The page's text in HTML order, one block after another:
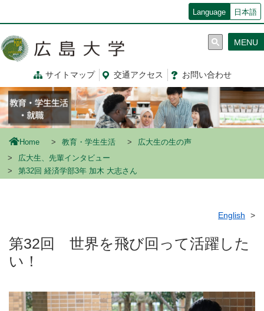
コ
ン
ツ
に
移
動
Language 日本語
サイトマップ 交通アクセス お問い合わせ
MENU
Home 教育・学生生活
広大生の生の声
広大生、先輩インタビュー
第32回 経済学部3年 加木 大志さん
English
第32回 世界を飛び回って活躍した
い！